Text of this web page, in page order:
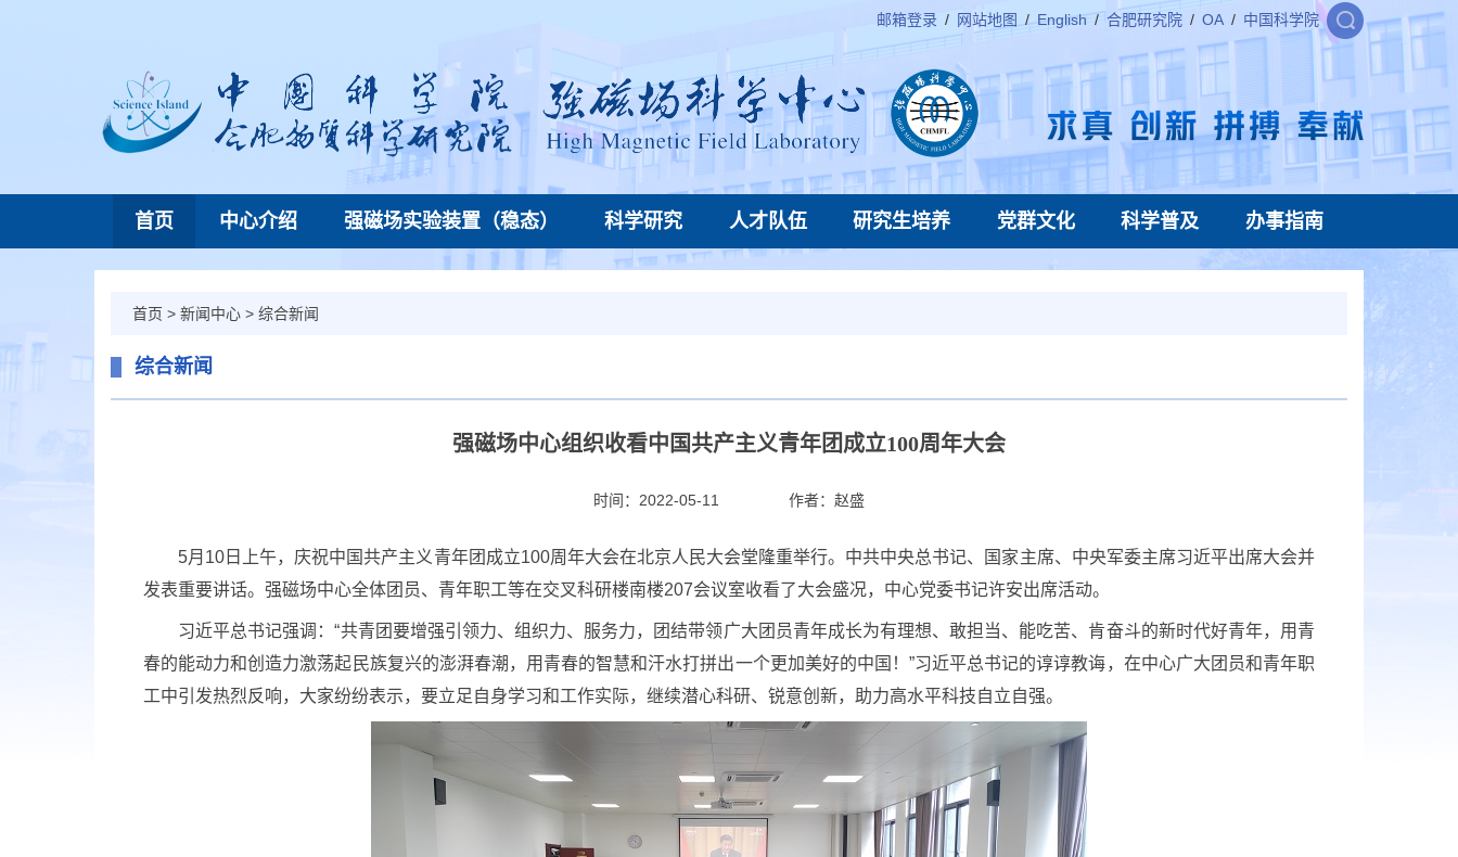
邮箱登录 / 网站地图 / English / 合肥研究院 / OA / 中国科学院
首页 中心介绍 强磁场实验装置（稳态） 科学研究 人才队伍 研究生培养 党群文化 科学普及 办事指南
首页 > 新闻中心 > 综合新闻
综合新闻
强磁场中心组织收看中国共产主义青年团成立100周年大会
时间：2022-05-11 作者： 赵盛
5月10日上午，庆祝中国共产主义青年团成立100周年大会在北京人民大会堂隆重举行。中共中央总书记、国家主席、中央军委主席习近平出席大会并
发表重要讲话。强磁场中心全体团员、青年职工等在交叉科研楼南楼207会议室收看了大会盛况，中心党委书记许安出席活动。
习近平总书记强调：“共青团要增强引领力、组织力、服务力，团结带领广大团员青年成长为有理想、敢担当、能吃苦、肯奋斗的新时代好青年，用青
春的能动力和创造力激荡起民族复兴的澎湃春潮，用青春的智慧和汗水打拼出一个更加美好的中国！”习近平总书记的谆谆教诲，在中心广大团员和青年职
工中引发热烈反响，大家纷纷表示，要立足自身学习和工作实际，继续潜心科研、锐意创新，助力高水平科技自立自强。